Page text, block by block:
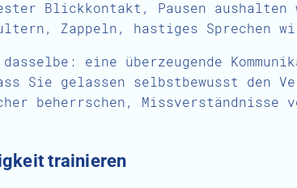
Blickkontakt, Pausen
Zappeln, hastiges Sprechen
eine überzeugende
Sie gelassen selbstbewusst den
beherrschen, Missverständnisse
trainieren